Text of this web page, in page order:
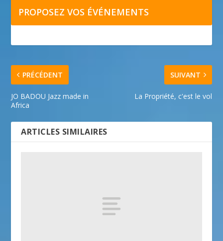
PROPOSEZ VOS ÉVÉNEMENTS
PRÉCÉDENT
JO BADOU Jazz made in
Africa
SUIVANT
La Propriété, c'est le vol
ARTICLES SIMILAIRES